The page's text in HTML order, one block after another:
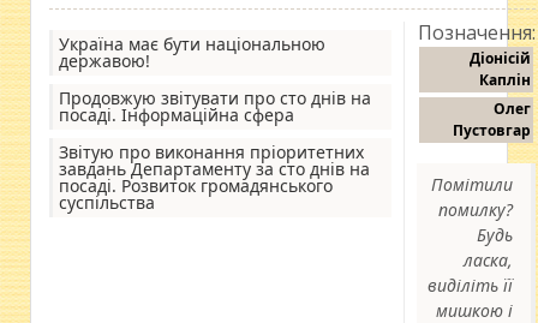
Україна має бути національною
державою!
Продовжую звітувати про сто днів на
посаді. Інформаційна сфера
Звітую про виконання пріоритетних
завдань Департаменту за сто днів на
посаді. Розвиток громадянського
суспільства
Позначення:
Діонісій
Каплін
Олег
Пустовгар
Помітили
помилку?
Будь
ласка,
виділіть її
мишкою і